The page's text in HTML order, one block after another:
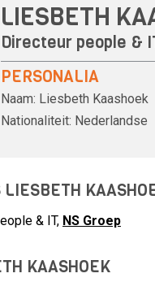
LIESBETH
Directeur people &
PERSONALIA
Naam: Liesbeth Kaashoek
Nationaliteit: Nederlandse
LIESBETH
& IT, NS Groep
KAASHOEK